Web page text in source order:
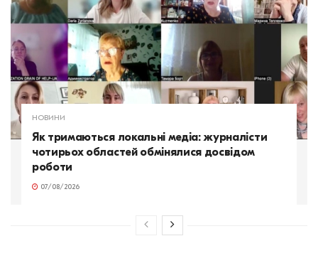
НОВИНИ
Як тримаються локальні медіа: журналісти
чотирьох областей обмінялися досвідом
роботи
07/08/2026